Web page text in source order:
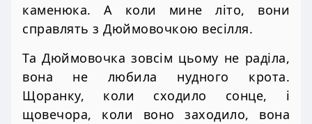
каменюка. А коли мине літо, вони
справлять з Дюймовочкою весілля.
Та Дюймовочка зовсім цьому не раділа,
вона не любила нудного крота.
Щоранку, коли сходило сонце, і
щовечора, коли воно заходило, вона